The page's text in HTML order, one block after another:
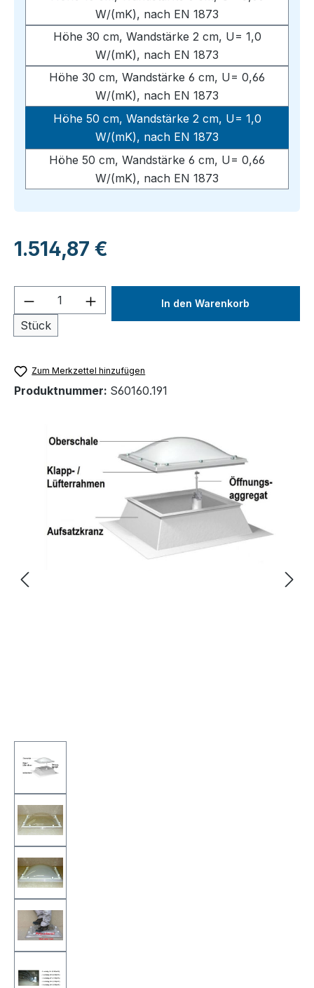
W/(mK), nach EN 1873
Höhe 30 cm, Wandstärke 2 cm, U= 1,0
W/(mK), nach EN 1873
Höhe 30 cm, Wandstärke 6 cm, U= 0,66
W/(mK), nach EN 1873
Höhe 50 cm, Wandstärke 2 cm, U= 1,0
W/(mK), nach EN 1873
Höhe 50 cm, Wandstärke 6 cm, U= 0,66
W/(mK), nach EN 1873
Regulärer Preis:
1.514,87 €
Produkt Anzahl: Gib den
Stück
In den Warenkorb
Zum Merkzettel hinzufügen
Produktnummer: S60160.191